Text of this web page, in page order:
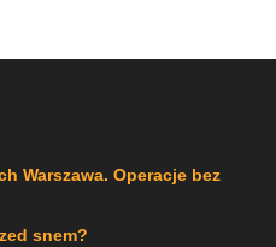
Warszawa. Operacje bez
snem?